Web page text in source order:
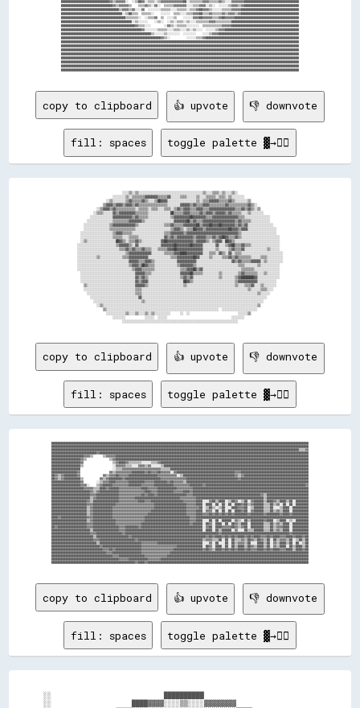
copy to clipboard 👍 upvote 👎 downvote
fill: spaces toggle palette ▓→✊🏽
                            ░░░░▒▒░░▒▒░░░░░░░░░░░░░░░░░░░░░░░░░░░░░░░░░░░░░░░░▒▒░░░░▒▒▒▒░░▒▒░░░░▒▒░░
                      ░░░░░░░░▒▒░░▒▒▒▒▒▒▒▒▓▓▓▓▓▓▓▓▒▒▒▒▒▒▓▓░░░░░░▒▒▒▒░░░░░░▒▒░░░░▒▒▒▒▒▒░░▒▒▒▒░░▒▒░░░░░░░░
                  ░░▒▒░░░░░░░░▒▒▓▓▒▒▒▒▒▒▓▓▒▒░░░░▒▒██▓▓▓▓░░░░░░░░░░░░░░░░░░▒▒░░▒▒▒▒▓▓▓▓▓▓▒▒▒▒▒▒▓▓▒▒░░░░░░░░▒▒
                ▒▒▓▓▓▓▒▒▓▓▓▓▒▒▓▓▓▓▒▒▓▓▒▒▒▒▒▒▒▒▒▒▒▒▒▒▒▒▒▒░░░░░░░░▓▓▓▓▓▓▒▒▓▓▒▒▒▒▓▓▓▓▒▒▒▒▒▒▒▒▒▒▓▓▒▒▒▒▒▒▒▒▒▒▒▒▓▓▒▒░░
            ░░▒▒▓▓▓▓▒▒▓▓▒▒▒▒▒▒▒▒▒▒▒▒░░▒▒▒▒▒▒░░▒▒▒▒░░░░▒▒▒▒░░▒▒▓▓▒▒▓▓▓▓▒▒▒▒▓▓▓▓▒▒▒▒▓▓▓▓▓▓▓▓▓▓▓▓▓▓▓▓▒▒▒▒▓▓▒▒▓▓▒▒░░▒▒
          ░░▒▒▒▒░░░░░░▓▓▒▒▓▓▓▓▓▓▓▓▓▓▒▒▒▒▒▒▒▒░░░░░░░░░░░░░░██▒▒▒▒▒▒▓▓▓▓▒▒▒▒▒▒▓▓▒▒▓▓▓▓▒▒▓▓▓▓▓▓▒▒▓▓▒▒▒▒▒▒░░░░▒▒░░░░░░░░
        ░░░░░░░░░░░░░░▓▓▓▓▓▓▓▓▓▓▓▓▒▒▓▓▒▒▒▒▒▒░░░░░░░░░░░░░░▒▒▓▓▓▓▓▓▓▓▓▓██▓▓▓▓▓▓▓▓▒▒▒▒▓▓▓▓▓▓▓▓▓▓▓▓▓▓▓▓▒▒▒▒░░░░░░░░░░░░░░░░
      ░░░░░░░░░░░░░░░░▒▒▒▒▒▒▒▒▒▒▓▓▓▓▓▓▓▓▒▒░░░░░░░░░░░░░░░░░░▓▓▓▓▓▓▓▓██▒▒▓▓▒▒▒▒▓▓▓▓▓▓▓▓▓▓▓▓▓▓▓▓▓▓▓▓▒▒▓▓▒▒▒▒▒▒░░░░░░░░░░░░
    ░░░░░░░░░░░░░░░░▒▒▓▓▓▓▓▓▓▓▓▓▓▓▓▓▒▒░░░░░░░░░░░░░░░░▒▒▒▒▓▓▒▒▒▒▒▒▓▓▓▓▓▓▓▓██▒▒▓▓▓▓██▓▓▓▓██▓▓▓▓▓▓▓▓▒▒▓▓▒▒▓▓░░░░░░░░░░░░░░░░
    ░░░░░░░░░░░░░░░░▒▒▒▒▒▒▒▒▒▒▒▒▒▒▒▒░░░░░░░░░░░░░░░░░░░░░░▒▒▓▓▓▓▒▒░░▒▒▒▒██▓▓▓▓▒▒▓▓▓▓▓▓▓▓▓▓▓▓▓▓██▓▓▓▓▒▒▓▓▓▓░░░░░░░░░░░░░░░░░░
  ░░░░░░░░░░░░░░░░░░░░▒▒▓▓▓▓▒▒▒▒▒▒░░░░░░░░░░░░░░░░░░░░▒▒▒▒▓▓▓▓▓▓▓▓▒▒▓▓▓▓▓▓▓▓▓▓▓▓▓▓▓▓▓▓▓▓▓▓▓▓▓▓▓▓▓▓▓▓▒▒░░░░░░░░░░░░░░░░░░░░░░
  ░░░░░░░░░░░░░░░░░░░░▒▒▒▒▒▒░░░░▒▒▒▒▒▒░░░░░░░░░░░░░░░░▓▓▒▒▓▓▒▒▓▓▓▓▓▓▓▓▓▓▒▒▓▓▓▓▓▓▒▒▒▒▓▓▒▒▓▓██▓▓▒▒▒▒▓▓▒▒░░░░░░░░░░░░░░░░░░░░░░░░
  ░░▒▒░░░░░░░░░░░░░░░░░░██▓▓▒▒░░▒▒▒▒▓▓▒▒░░░░░░░░░░░░▓▓██▓▓▓▓▓▓▓▓▓▓▓▓▓▓▓▓▒▒▓▓▓▓▓▓▒▒░░▒▒▓▓▓▓░░██▓▓▒▒░░░░░░░░░░░░░░░░░░░░░░░░░░░░
░░░░░░░░░░░░░░░░░░░░░░░░▒▒▓▓▓▓▓▓▒▒░░▓▓░░░░░░░░░░░░░░▓▓▓▓▓▓▓▓██▓▓▓▓▓▓▓▓██▓▓▓▓▓▓░░░░░░░░▓▓░░░░▒▒▓▓██▒▒▒▒▓▓▒▒▒▒░░░░░░░░░░░░░░░░░░
░░░░░░░░░░░░░░░░░░░░░░░░░░▒▒▒▒▓▓▒▒▓▓▒▒▒▒▓▓▒▒▒▒░░░░▒▒▒▒▒▒▓▓▓▓██▓▓▓▓▓▓▓▓▓▓▓▓▓▓▓▓░░░░░░░░▒▒░░░░░░▒▒▓▓▒▒▒▒▓▓░░░░░░░░░░░░░░▒▒░░░░░░
░░░░░░░░░░░░░░░░░░░░░░░░░░░░░░▒▒▓▓▓▓▓▓▓▓▓▓▓▓▓▓░░░░░░░░▒▒▒▒▒▒▓▓▓▓████▓▓▓▓▓▓▓▓▓▓░░░░▒▒▒▒░░▓▓▒▒░░▓▓░░▒▒▒▒░░░░░░░░░░░░░░░░░░░░░░░░░░
░░░░░░░░░░░░▒▒░░░░░░░░░░░░░░▒▒▒▒▓▓▓▓▓▓▓▓▓▓▓▓░░░░░░░░░░░░░░▒▒▒▒▓▓▓▓▓▓▓▓▓▓██▓▓░░░░░░▒▒░░░░░░▒▒▒▒▓▓▒▒▓▓▒▒▒▒▒▒▒▒░░░░░░▒▒▒▒░░░░░░░░░░
░░░░░░░░░░░░░░░░░░░░░░░░░░░░░░░░▓▓▓▓▓▓▒▒▒▒▓▓▓▓▒▒░░░░░░░░░░░░░░▓▓▓▓▓▓▓▓▓▓▓▓░░░░░░░░░░░░░░░░░░░░░░▓▓▒▒▓▓▒▒▒▒▒▒▓▓▓▓▓▓░░▒▒░░░░░░░░░░
░░░░░░░░░░░░░░░░░░░░░░░░░░░░░░░░▒▒▓▓▓▓▒▒██▓▓▒▒▒▒░░░░░░░░░░░░░░▒▒▓▓▓▓▓▓▓▓▒▒░░░░░░░░░░░░░░░░░░░░░░░░░░▒▒▒▒░░░░░░░░▒▒░░░░░░░░░░░░
░░░░░░░░░░░░░░░░░░░░░░░░░░░░░░░░░░▒▒▓▓▓▓▒▒▒▒▒▒▒▒░░░░░░░░░░░░░░░░▒▒▒▒▓▓▓▓██▒▒▓▓░░░░░░░░░░░░░░░░░░░░░░░░▒▒▒▒▒▒▒▒░░░░░░░░░░░░░░░░
  ░░░░░░░░░░░░░░░░░░░░░░░░░░░░░░░░░░▓▓▓▓▓▓▒▒▒▒░░░░░░░░░░░░░░░░░░▓▓▓▓▓▓██▒▒▒▒▒▒░░░░░░░░░░▒▒░░░░░░░░░░▒▒▓▓▒▒▒▒▒▒▒▒░░░░▒▒░░░░░░░░
  ░░░░░░░░░░░░░░░░░░░░░░░░░░░░░░░░░░▓▓▒▒▓▓▒▒░░░░░░░░░░░░░░░░░░░░▒▒▓▓▒▒▓▓░░░░░░░░░░░░░░░░▒▒░░░░░░░░▒▒▓▓████████▓▓░░░░░░░░░░░░░░
  ░░░░░░░░░░░░░░░░░░░░░░░░░░░░░░░░░░▓▓▒▒▓▓▓▓░░░░░░░░░░░░░░░░░░░░░░██▓▓▒▒░░░░░░░░░░░░░░░░░░░░░░░░░░▒▒▓▓▓▓▓▓▓▓▓▓▓▓░░░░░░░░░░░░
    ▒▒░░░░░░░░░░░░░░░░░░░░░░░░░░░░░░▓▓▓▓▓▓▒▒░░░░░░░░░░░░░░░░░░░░░░▒▒░░░░░░░░░░░░░░░░░░░░░░░░░░░░░░▒▒░░░░▒▒▒▒▓▓░░░░▒▒░░░░░░░░
    ░░░░░░░░░░░░░░░░░░░░░░░░░░░░░░░░▒▒▒▒░░░░░░░░░░░░░░░░░░░░░░░░░░░░░░░░░░░░░░░░░░░░░░░░░░░░░░░░░░░░░░░░░░▒▒░░░░░░▒▒▒▒░░░░
      ░░░░░░░░░░░░░░░░░░░░░░░░░░░░░░▒▒▒▒░░░░░░░░░░░░░░░░░░░░░░░░░░░░░░░░░░░░░░░░░░░░░░░░░░░░░░░░░░░░░░░░░░░░░░░░▒▒░░░░░░
        ░░░░░░░░░░░░░░░░░░░░░░░░░░░░░░▓▓░░░░░░░░░░░░░░░░░░░░░░░░░░░░░░░░░░░░░░░░░░░░░░░░░░░░░░░░░░░░░░░░░░░░░░░░░░░░░░
          ░░░░░░░░░░░░░░░░░░░░░░░░░░░░░░▒▒░░░░░░░░░░░░░░░░░░░░░░░░░░░░░░░░░░░░░░░░░░░░░░░░░░░░░░░░░░░░░░░░░░░░░░░░░░
            ░░▒▒░░░░░░░░░░░░░░░░░░░░░░░░░░░░░░░░░░░░░░░░░░░░░░░░░░░░░░░░░░░░░░░░░░░░░░░░░░░░░░░░░░░░░░░░░░░░░░░░▒▒
                ▒▒░░░░░░░░░░░░░░░░░░░░░░░░░░░░░░░░░░░░░░░░░░░░░░░░░░░░░░░░░░░░░░░░░░░░░░  ░░░░░░░░░░░░░░░░░░░░░░
                  ░░░░░░░░░░░░▒▒░░░░▒▒░░░░▒▒░░▒▒░░░░░░░░░░      ░░  ░░                              ░░░░░░▒▒
copy to clipboard 👍 upvote 👎 downvote
fill: spaces toggle palette ▓→✊🏽
████████████████████████████████████████████████████████████████████████████████████████████████████████████████████████████████████████████████████████████████
████████████████████████████████████████████████████████████████████████████████████████████████████████████████████████████████████████████████████████████████
██████████████████████████████████████████████████████████████████████████████████████████████████████████████████████████████████████████████████████████▒▒▒▒▓▓
████████████████████████████▓▓██████████████████████████████████████████████████████████████████████████████████████████████████████████████████████████████████
████████████████████▓▓▓▓▒▒      ▒▒▓▓▓▓▓▓████████████████████████████████████████████████████████████████████████████████████████████████████████████████████████
██████████████████▓▓▒▒              ▒▒▓▓████████████████████████████████████████████████████████████████████████████████████████████████████████████████████████
██████████████████▓▓                  ▒▒▓▓████▓▓▒▒▒▒▒▒▒▒░░░░░░▒▒▒▒▓▓████████████████████████████████████████████████████████████████████████████████████████████
██████████████████▒▒                  ░░▓▓▓▓▓▓▒▒▒▒░░░░▓▓▓▓▒▒▓▓░░░░░░▒▒██████████████████████████████████████████████████████████████████████████████████████████
██████████████████                    ░░▒▒▒▒▓▓▓▓▓▓▓▓▓▓▓▓▓▓▓▓▓▓▓▓▓▓▓▓▒▒▒▒▒▒██████████████████████████████████████████████████████████████████████████████████████
████████████████▓▓                  ▓▓▒▒▓▓▓▓▓▓▓▓▓▓████████▓▓██▓▓▓▓██▓▓▓▓▓▓░░▓▓████████████████████████████████████▓▓▓▓██████████████████████████████████████████
██▓▓▒▒▓▓████████▓▓              ▓▓▒▒▓▓▓▓██▓▓▓▓▓▓██████████████████▓▓▓▓▓▓▓▓▓▓▓▓░░▒▒████████████████████████████████▓▓▒▒▓▓████████████████████████████████████████
██▓▓▒▒▓▓██████████▒▒          ▓▓▒▒▓▓████████▓▓██████████████████████▓▓▓▓▓▓▓▓▓▓▓▓▓▓▓▓████████████████████████████████▓▓██████████████████████████████████████████
██████████████████▓▓        ░░▒▒▓▓▓▓████▓▓▓▓▓▓▓▓██████████▓▓▓▓▓▓████████▓▓██▓▓▓▓▓▓▒▒████████████████████████████████████████████████████████████████████████████
██████████████████▓▓▓▓░░    ▒▒▓▓██████▓▓▓▓▓▓▓▓▓▓████████▓▓▓▓▓▓▓▓████████████▓▓▓▓▓▓▓▓▓▓████████▓▓██████████████████████████████████████████████████████████████▓▓
████████████████████▓▓▓▓▓▓▒▒▒▒████▓▓██████▓▓▓▓▓▓▓▓▓▓▓▓▓▓████▓▓▓▓▓▓████████████▓▓▓▓▓▓▓▓▓▓████████████████████████████████████████████████████████████████████████
████████████████████████▓▓▒▒▓▓████████████▓▓▓▓▓▓▓▓▓▓▓▓▓▓▓▓████▓▓▓▓██████████▓▓▓▓▓▓████▓▓████████████████████████████████████████████████████████████████████████
████████████████████████▓▓▓▓██████████████▓▓▓▓▓▓▓▓▓▓▓▓▓▓██▓▓████▓▓██████████████████▓▓▓▓██████████████████████████████████████████▓▓▒▒██████████████████████████
████████████████████████▒▒▓▓██████████████▓▓▓▓▓▓▓▓▓▓████████████████████████████▓▓▓▓▓▓▓▓▓▓██████████████████████████████████████████▒▒██████████████████████████
██████████████████████▓▓▒▒████████████████▓▓▓▓▓▓▓▓▓▓▓▓████▓▓▓▓████████████████████▓▓▓▓▓▓▓▓████░░░░▓▓██▒▒████░░▒▒██▓▓░░▒▒██░░▓▓██████▒▒████▓▓▒▒████▒▒██░░████████
██████████████████████▓▓▓▓██████████████▓▓▓▓▓▓▓▓▓▓▓▓▓▓▓▓▓▓▓▓▓▓▓▓████████████████████▓▓▓▓▓▓████░░████░░██░░██░░██░░████▓▓██▒▒▓▓██████▒▒▒▒██▒▒▓▓░░██░░██░░████████
██████████████████████▒▒▓▓████████████▓▓▓▓▓▓▓▓▓▓▓▓▓▓▓▓▓▓▓▓▓▓▓▓▓▓████████████████████▓▓▓▓▓▓▓▓██░░▒▒██▒▒░░▒▒██░░░░████▓▓▓▓██░░▒▒██████▒▒▒▒██░░░░▒▒████░░██████████
██████████████████████▒▒▓▓████████████▓▓▓▓▓▓▓▓▓▓▓▓▓▓▓▓▓▓▓▓▓▓▓▓██████████████████████▓▓▓▓▓▓████░░▓▓▓▓░░██░░██░░██░░████▓▓██░░▓▓██████▒▒▒▒██▒▒▓▓▒▒████░░██████████
██████████████████████▒▒▓▓████████████▓▓▓▓▓▓▓▓▓▓▓▓▓▓▓▓▓▓▓▓▓▓████████████████████████▓▓▓▓▓▓████▓▓▓▓██▓▓██▓▓██▓▓██▓▓████████▓▓████████▓▓████████▓▓████▓▓██████████
████▓▓████████████████▓▓▓▓████████████▓▓▓▓▓▓▓▓▓▓▓▓▓▓▓▓▓▓▓▓████████████████████████████▓▓▓▓██████████████████████████████████████████████████████████████████████
██████████████████████▒▒▓▓██████████████▓▓▓▓▓▓▓▓▓▓▓▓▓▓▓▓▓▓████████████████████████████▓▓▓▓████░░░░██░░██░░██████░░▓▓▒▒░░██▒▒████████▓▓████░░▒▒████░░▒▒░░████████
██████████████████████▓▓▓▓██████████████▓▓▓▓▓▓▓▓▓▓▓▓▓▓▓▓██████████████████████████████▓▓██████░░██▓▓░░████░░██░░██▓▓▒▒████░░████████▒▒▒▒██▒▒▓▓▒▒████░░██████████
██▓▓██████████████████▓▓▓▓████████████████▓▓▓▓████████▓▓██████████████████████████████████████░░▓▓██░░████▓▓▓▓▓▓██▓▓▒▒▓▓██░░████████▒▒▒▒██▒▒▓▓▓▓████░░██████████
████████████████████████▒▒████████████████▓▓▓▓████████████████████████████████████████████████░░████░░██▒▒██████░░▓▓░░░░██▒▒▒▒██████▒▒▒▒██▒▒▓▓▒▒████░░██████████
████████████████████████▓▓▓▓████████████████▓▓██████████████████████████████████████████████████████████▓▓██████████████████████████████████████████▓▓██████████
██████████████████████████▒▒████████████████████▓▓██████████████████████████████████████████████▓▓██▓▓████▓▓██▓▓██▓▓████▓▓██▓▓████▓▓▓▓██▓▓████▓▓▓▓████▓▓████▓▓██
██████████████████████████▓▓▓▓██████████████████████▓▓████████████████████████████████████████▒▒▓▓▓▓▒▒▒▒██░░██░░██▒▒▒▒▓▓▒▒██▓▓▒▒██▓▓▒▒██░░██▒▒▓▓▓▓▒▒██░░▒▒██▒▒██
████████████████████████████▒▒██████████████████████████▓▓▓▓▓▓▓▓▓▓████████████████████████████░░░░▓▓░░██░░░░██░░██▒▒▓▓▓▓▒▒██░░░░████▒▒██░░▓▓▒▒████▒▒██░░██░░▒▒██
██████████████████████████████▓▓████████████████████████▓▓▓▓▓▓▓▓▓▓▓▓▓▓▓▓▓▓▓▓▓▓████████████████░░██▓▓░░████░░██░░██▒▒████▒▒██▓▓▒▒████▒▒██░░▓▓▒▒████░░██▒▒████▒▒██
████████████████████████████████▓▓▓▓██▓▓████████████████▓▓▓▓▓▓▓▓▓▓▓▓▓▓▓▓▓▓▓▓██████████████████▓▓██▓▓▒▒████▓▓██▓▓██▓▓████▓▓██▓▓▓▓████▓▓██▓▓████▓▓▓▓████▒▒████▓▓██
██████████████████████████████████▓▓▓▓██████████████████▓▓▓▓▓▓▓▓▓▓▓▓▓▓▓▓▓▓██████████████████████████████████████████████████████████████████████████████████████
██████████████████████████████████████▓▓▓▓████████████████▓▓▓▓▓▓▓▓▓▓▓▓▓▓████████████████████████████████████████████████████████████████████████████████████████
██████████████████████████████████████████▓▓▓▓▓▓████████████▓▓▓▓▓▓▓▓████████████████████████████████████████████████████████████████████████████████████████████
copy to clipboard 👍 upvote 👎 downvote
fill: spaces toggle palette ▓→✊🏽
░░                            ██████████
░░                    ████▓▓▓▓░░░░▒▒░░░░▓▓▓▓▓▓▓▓